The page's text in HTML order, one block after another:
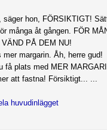
säger hon, FÖRSIKTIGT!
många åt gången. FÖR
PÅ DEM NU!
mer margarin. Åh, herre gud!
få plats med MER
att fastna! Försiktigt... ...
huvudinlägget